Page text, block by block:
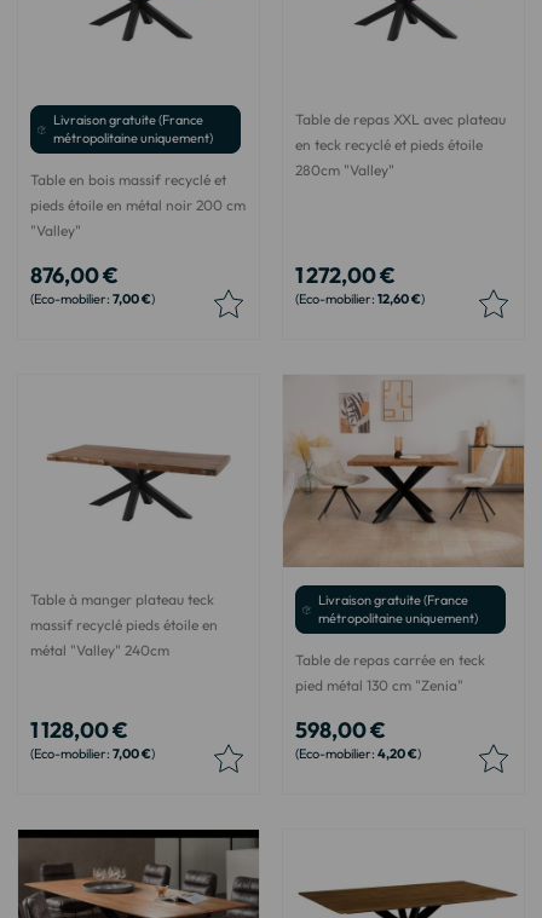
Livraison gratuite (France
métropolitaine uniquement)
Table en bois massif recyclé et
pieds étoile en métal noir 200 cm
"Valley"
876,00 €
7,00 €
Table de repas XXL avec plateau
en teck recyclé et pieds étoile
280cm "Valley"
1 272,00 €
12,60 €
Table à manger plateau teck
massif recyclé pieds étoile en
métal "Valley" 240cm
1 128,00 €
7,00 €
Livraison gratuite (France
métropolitaine uniquement)
Table de repas carrée en teck
pied métal 130 cm "Zenia"
598,00 €
4,20 €